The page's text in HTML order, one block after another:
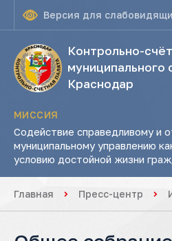
Версия для
Контрольно-
муниципального
Краснодар
МИССИЯ
Содействие справедливому и
муниципальному управлению
условию достойной жизни
Главная Пресс-центр